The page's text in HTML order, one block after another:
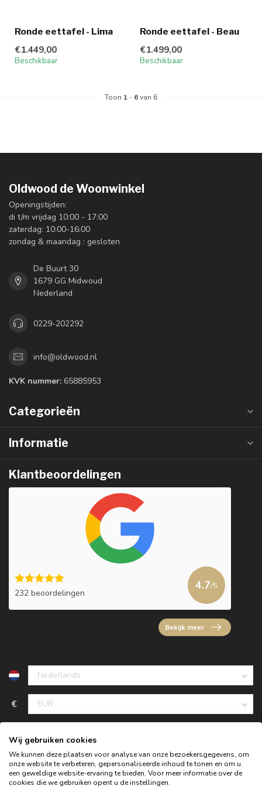
Ronde eettafel - Lima
€1.449,00
Beschikbaar
Ronde eettafel - Beau
€1.499,00
Beschikbaar
Toon 1 - 6van 6
Oldwood de Woonwinkel
Openingstijden:
di t/m vrijdag 10:00 - 17:00
zaterdag: 10:00-16:00
zondag & maandag : gesloten
De Buurt 30
1679 GG Midwoud
Nederland
0229-202292
info@oldwood.nl
KVK nummer: 65885953
Categorieën
Informatie
Klantbeoordelingen
232 beoordelingen
4.7/5
Bekijk meer
€
Wij gebruiken cookies
We kunnen deze plaatsen voor analyse van onze bezoekersgegevens, om
onze website te verbeteren, gepersonaliseerde inhoud te tonen en om u
een geweldige website-ervaring te bieden. Voor meer informatie over de
cookies die we gebruiken opent u de instellingen.